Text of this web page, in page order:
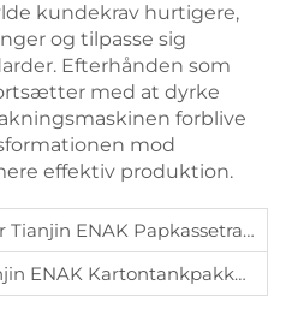
kundekrav hurtigere,
og tilpasse sig
Efterhånden som
med at dyrke
forblive
mod
effektiv produktion.
Pakkelinjer Med At Opnå Effektiv Automatisering?
Intelligent Opgradering Af Pakkelinjer?